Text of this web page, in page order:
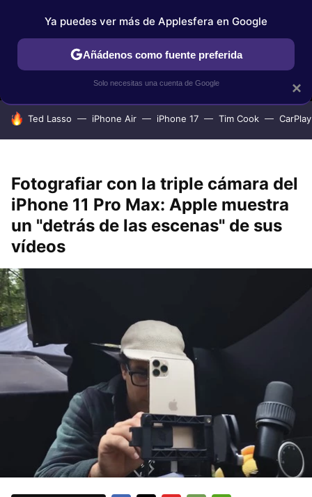
MENÚ NUEVO
TUTORIALES APPLESFERA SELECCIÓN
HOY SE HABLA DE
Ted Lasso iPhone Air iPhone 17 Tim Cook CarPlay
Fotografiar con la triple cámara del
iPhone 11 Pro Max: Apple muestra
un "detrás de las escenas" de sus
vídeos
×
Ya puedes ver más de Applesfera en Google
Añádenos como fuente preferida
Solo necesitas una cuenta de Google